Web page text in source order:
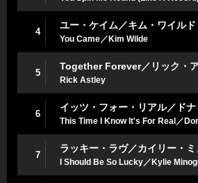
4
ユー・ケイム／キム・ワイルド
You Came／Kim Wilde
5
Together Forever／リック・
Rick Astley
6
イッツ・フォー・リアル／ド
This Time I Know It's For Real／
7
ラッキー・ラヴ／カイリー・
I Should Be So Lucky／Kylie